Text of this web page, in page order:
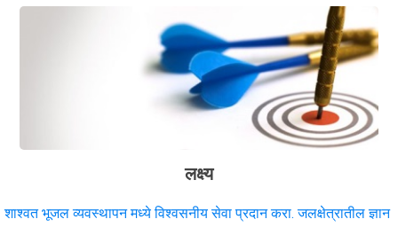
लक्ष्य
शाश्वत भूजल व्यवस्थापन मध्ये विश्वसनीय सेवा प्रदान करा. जलक्षेत्रातील ज्ञान